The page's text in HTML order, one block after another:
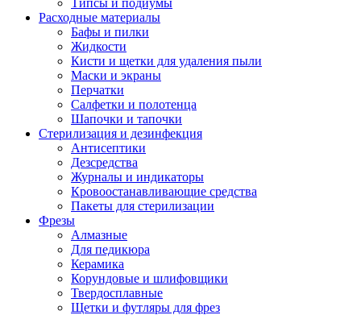
Типсы и подиумы
Расходные материалы
Бафы и пилки
Жидкости
Кисти и щетки для удаления пыли
Маски и экраны
Перчатки
Салфетки и полотенца
Шапочки и тапочки
Стерилизация и дезинфекция
Антисептики
Дезсредства
Журналы и индикаторы
Кровоостанавливающие средства
Пакеты для стерилизации
Фрезы
Алмазные
Для педикюра
Керамика
Корундовые и шлифовщики
Твердосплавные
Щетки и футляры для фрез